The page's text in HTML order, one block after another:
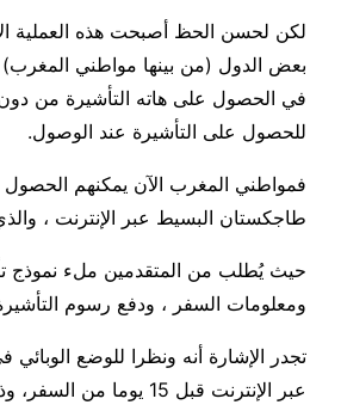
لكن لحسن الحظ أصبحت هذه العملية
بعض الدول (من بينها مواطني
في الحصول على هاته التأشيرة من دون
للحصول على التأشيرة عند الوصول.
فمواطني المغرب الآن يمكنهم
طاجكستان البسيط عبر الإنترنت ،
حيث يُطلب من المتقدمين ملء نموذج
ومعلومات السفر ، ودفع رسوم
تجدر الإشارة أنه ونظرا للوضع
عبر الإنترنت قبل 15 يوما من السفر، وذلك لإتاحة الوقت الكافي للمعالجة والموافقة.